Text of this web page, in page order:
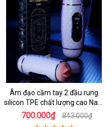
Âm đạo cầm tay 2 đầu rung
silicon TPE chất lượng cao Nam
giới
700.000₫ 843.000₫